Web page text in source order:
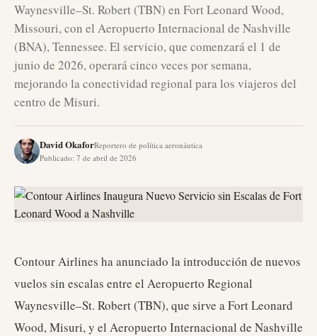
Waynesville–St. Robert (TBN) en Fort Leonard Wood,
Missouri, con el Aeropuerto Internacional de Nashville
(BNA), Tennessee. El servicio, que comenzará el 1 de
junio de 2026, operará cinco veces por semana,
mejorando la conectividad regional para los viajeros del
centro de Misuri.
David OkaforReportero de política aeronáutica
Publicado: 7 de abril de 2026
Contour Airlines ha anunciado la introducción de nuevos
vuelos sin escalas entre el Aeropuerto Regional
Waynesville–St. Robert (TBN), que sirve a Fort Leonard
Wood, Misuri, y el Aeropuerto Internacional de Nashville